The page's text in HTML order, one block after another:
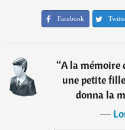
Facebook
“A la mémoire
une petite
donna la
―